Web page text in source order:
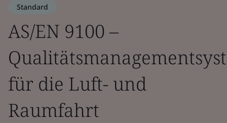
Standard
AS/EN 9100 –
für die Luft- und
Raumfahrt